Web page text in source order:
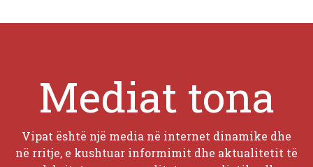
Mediat tona
Vipat është një media në internet dinamike dhe
në rritje, e kushtuar informimit dhe aktualitetit të